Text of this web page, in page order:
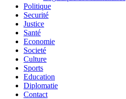
Politique
Securité
Justice
Santé
Economie
Societé
Culture
Sports
Education
Diplomatie
Contact